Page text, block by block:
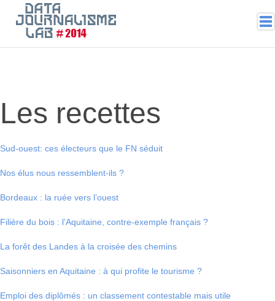
2020
2016
2013
2012
Les recettes
Sud-ouest: ces électeurs que le FN séduit
Nos élus nous ressemblent-ils ?
Bordeaux : la ruée vers l’ouest
Filière du bois : l’Aquitaine, contre-exemple français ?
La forêt des Landes à la croisée des chemins
Saisonniers en Aquitaine : à qui profite le tourisme ?
Emploi des diplômés : un classement contestable mais utile